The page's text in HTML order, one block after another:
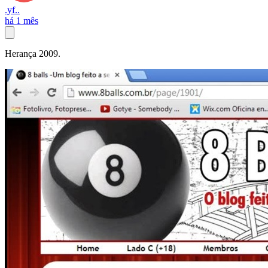
.yf..
há 1 mês
Herança 2009.